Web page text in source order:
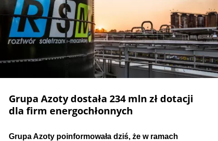
Grupa Azoty dostała 234 mln zł dotacji
dla firm energochłonnych
Grupa Azoty poinformowała dziś, że w ramach